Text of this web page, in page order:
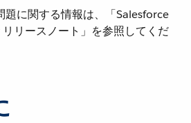
題に関する情報は、「Salesforce
リースノート」を参照してくだ